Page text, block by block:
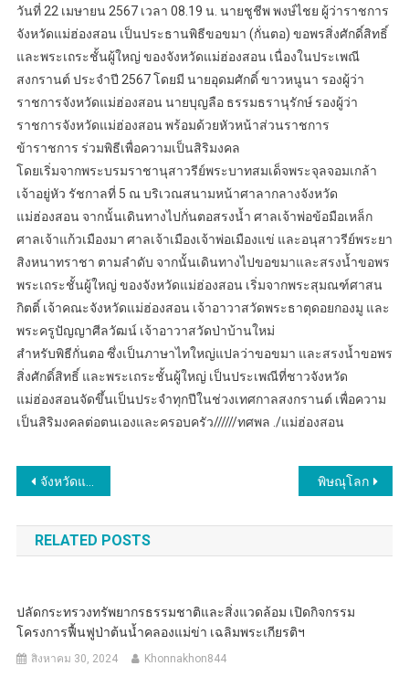
วันที่ 22 เมษายน 2567 เวลา 08.19 น. นายชูชีพ พงษ์ไชย ผู้ว่าราชการ
จังหวัดแม่ฮ่องสอน เป็นประธานพิธีขอขมา (กั่นตอ) ขอพรสิ่งศักดิ์สิทธิ์
และพระเถระชั้นผู้ใหญ่ ของจังหวัดแม่ฮ่องสอน เนื่องในประเพณี
สงกรานต์ ประจำปี 2567 โดยมี นายอุดมศักดิ์ ขาวหนูนา รองผู้ว่า
ราชการจังหวัดแม่ฮ่องสอน นายบุญลือ ธรรมธรานุรักษ์ รองผู้ว่า
ราชการจังหวัดแม่ฮ่องสอน พร้อมด้วยหัวหน้าส่วนราชการ
ข้าราชการ ร่วมพิธีเพื่อความเป็นสิริมงคล
โดยเริ่มจากพระบรมราชานุสาวรีย์พระบาทสมเด็จพระจุลจอมเกล้า
เจ้าอยู่หัว รัชกาลที่ 5 ณ บริเวณสนามหน้าศาลากลางจังหวัด
แม่ฮ่องสอน จากนั้นเดินทางไปกั่นตอสรงน้ำ ศาลเจ้าพ่อข้อมือเหล็ก
ศาลเจ้าแก้วเมืองมา ศาลเจ้าเมืองเจ้าพ่อเมืองแข่ และอนุสาวรีย์พระยา
สิงหนาทราชา ตามลำดับ จากนั้นเดินทางไปขอขมาและสรงน้ำขอพร
พระเถระชั้นผู้ใหญ่ ของจังหวัดแม่ฮ่องสอน เริ่มจากพระสุมณฑ์ศาสน
กิตติ์ เจ้าคณะจังหวัดแม่ฮ่องสอน เจ้าอาวาสวัดพระธาตุดอยกองมู และ
พระครูปัญญาศีลวัฒน์ เจ้าอาวาสวัดป่าบ้านใหม่
สำหรับพิธีกั่นตอ ซึ่งเป็นภาษาไทใหญ่แปลว่าขอขมา และสรงน้ำขอพร
สิ่งศักดิ์สิทธิ์ และพระเถระชั้นผู้ใหญ่ เป็นประเพณีที่ชาวจังหวัด
แม่ฮ่องสอนจัดขึ้นเป็นประจำทุกปีในช่วงเทศกาลสงกรานต์ เพื่อความ
เป็นสิริมงคลต่อตนเองและครอบครัว//////ทศพล ./แม่ฮ่องสอน
แนะแนว
เรื่อง
จังหวัดแม่ฮ่องสอน ประกอบพิธีกั่นตอหรือขอขมา และสรงน้ำขอพรสิ่งศักดิ์สิทธิ์ และพระเถระชั้นผู้ใหญ่ เนื่องในเทศกาลสงกรานต์หรือปีใหม่ไทย ประจำปี 2567 พิษณุโลก
RELATED POSTS
ปลัดกระทรวงทรัพยากรธรรมชาติและสิ่งแวดล้อม เปิดกิจกรรม
โครงการฟื้นฟูป่าต้นน้ำคลองแม่ข่า เฉลิมพระเกียรติฯ
สิงหาคม 30, 2024 Khonnakhon844